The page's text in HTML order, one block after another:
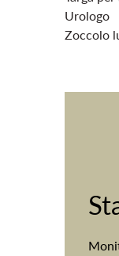
Urologo
Zoccolo